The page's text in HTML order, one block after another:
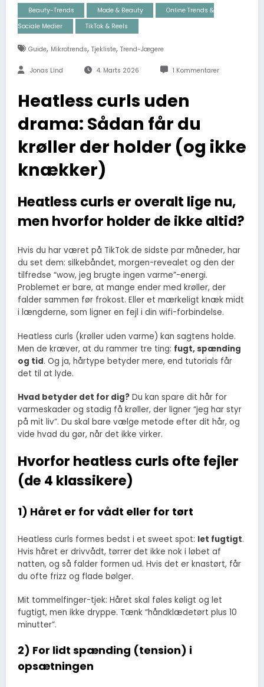
Beauty-Trends Mode & Beauty
Online Trends &
Sociale Medier
TikTok & Reels
Guide, Mikrotrends, Tjekliste, Trend-Jægere
Jonas Lind 4. Marts 2026 1 Kommentarer
Heatless curls uden
drama: Sådan får du
krøller der holder (og ikke
knækker)
Heatless curls er overalt lige nu,
men hvorfor holder de ikke altid?
Hvis du har været på TikTok de sidste par måneder, har
du set dem: silkebåndet, morgen-revealet og den der
tilfredse “wow, jeg brugte ingen varme”-energi.
Problemet er bare, at mange ender med krøller, der
falder sammen før frokost. Eller et mærkeligt knæk midt
i længderne, som ligner en fejl i din wifi-forbindelse.
Heatless curls (krøller uden varme) kan sagtens holde.
Men de kræver, at du rammer tre ting: fugt, spænding
og tid. Og ja, hårtype betyder mere, end tutorials får
det til at lyde.
Hvad betyder det for dig? Du kan spare dit hår for
varmeskader og stadig få krøller, der ligner “jeg har styr
på mit liv”. Du skal bare vælge metode efter dit hår, og
vide hvad du gør, når det ikke virker.
Hvorfor heatless curls ofte fejler
(de 4 klassikere)
1) Håret er for vådt eller for tørt
Heatless curls formes bedst i et sweet spot: let fugtigt.
Hvis håret er drivvådt, tørrer det ikke nok i løbet af
natten, og så falder formen ud. Hvis det er knastørt, får
du ofte frizz og flade bølger.
Mit tommelfinger-tjek: Håret skal føles køligt og let
fugtigt, men ikke dryppe. Tænk “håndklædetørt plus 10
minutter”.
2) For lidt spænding (tension) i
opsætningen